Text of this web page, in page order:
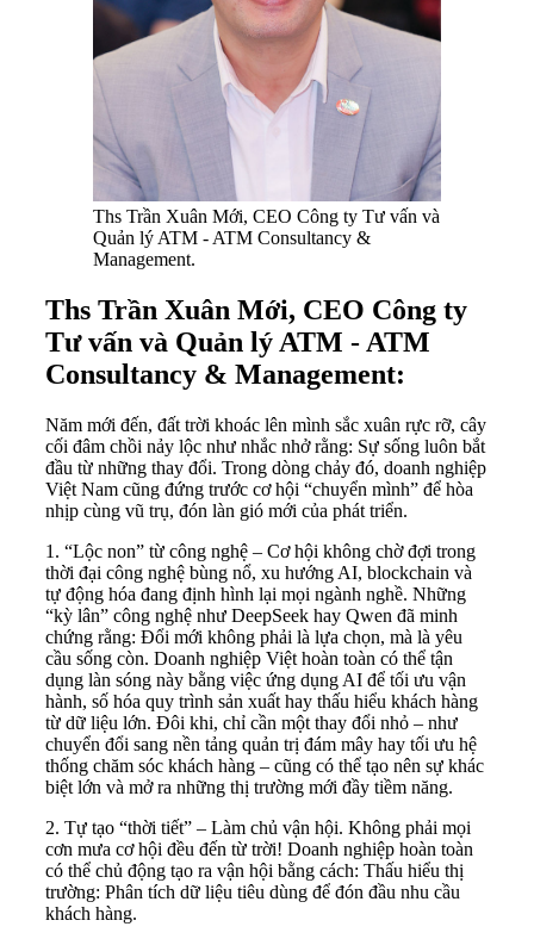
Ths Trần Xuân Mới, CEO Công ty Tư vấn và
Quản lý ATM - ATM Consultancy &
Management.
Ths Trần Xuân Mới, CEO Công ty
Tư vấn và Quản lý ATM - ATM
Consultancy & Management:
Năm mới đến, đất trời khoác lên mình sắc xuân rực rỡ, cây
cối đâm chồi nảy lộc như nhắc nhở rằng: Sự sống luôn bắt
đầu từ những thay đổi. Trong dòng chảy đó, doanh nghiệp
Việt Nam cũng đứng trước cơ hội “chuyển mình” để hòa
nhịp cùng vũ trụ, đón làn gió mới của phát triển.
1. “Lộc non” từ công nghệ – Cơ hội không chờ đợi trong
thời đại công nghệ bùng nổ, xu hướng AI, blockchain và
tự động hóa đang định hình lại mọi ngành nghề. Những
“kỳ lân” công nghệ như DeepSeek hay Qwen đã minh
chứng rằng: Đổi mới không phải là lựa chọn, mà là yêu
cầu sống còn. Doanh nghiệp Việt hoàn toàn có thể tận
dụng làn sóng này bằng việc ứng dụng AI để tối ưu vận
hành, số hóa quy trình sản xuất hay thấu hiểu khách hàng
từ dữ liệu lớn. Đôi khi, chỉ cần một thay đổi nhỏ – như
chuyển đổi sang nền tảng quản trị đám mây hay tối ưu hệ
thống chăm sóc khách hàng – cũng có thể tạo nên sự khác
biệt lớn và mở ra những thị trường mới đầy tiềm năng.
2. Tự tạo “thời tiết” – Làm chủ vận hội. Không phải mọi
cơn mưa cơ hội đều đến từ trời! Doanh nghiệp hoàn toàn
có thể chủ động tạo ra vận hội bằng cách: Thấu hiểu thị
trường: Phân tích dữ liệu tiêu dùng để đón đầu nhu cầu
khách hàng.